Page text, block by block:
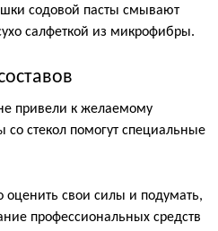
содовой пасты смывают
салфеткой из микрофибры.
привели к желаемому
со стекол помогут специальные
свои силы и подумать,
профессиональных средств